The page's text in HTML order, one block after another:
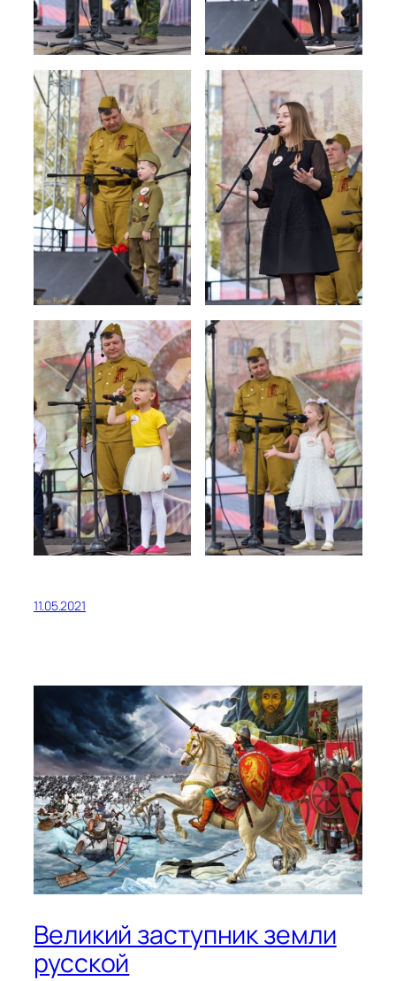
11.05.2021
Великий заступник земли
русской